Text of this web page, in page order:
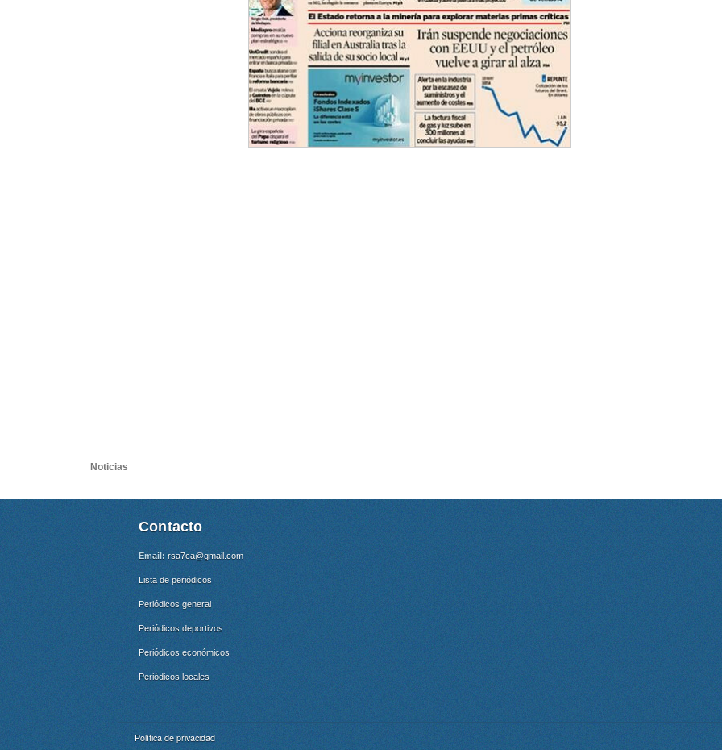
Noticias
Contacto
Email: rsa7ca@gmail.com
Lista de periódicos
Periódicos general
Periódicos deportivos
Periódicos económicos
Periódicos locales
Política de privacidad